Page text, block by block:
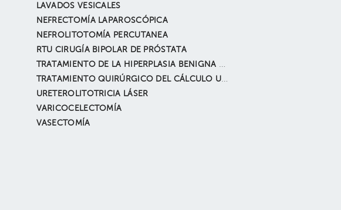
LAVADOS VESICALES
NEFRECTOMÍA LAPAROSCÓPICA
NEFROLITOTOMÍA PERCUTANEA
RTU CIRUGÍA BIPOLAR DE PRÓSTATA
TRATAMIENTO DE LA HIPERPLASIA BENIGNA DE PRÓSTATA
TRATAMIENTO QUIRÚRGICO DEL CÁLCULO URETERAL
URETEROLITOTRICIA LÁSER
VARICOCELECTOMÍA
VASECTOMÍA